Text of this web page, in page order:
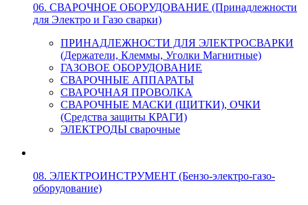
06. СВАРОЧНОЕ ОБОРУДОВАНИЕ (Принадлежности
для Электро и Газо сварки)
ПРИНАДЛЕЖНОСТИ ДЛЯ ЭЛЕКТРОСВАРКИ
(Держатели, Клеммы, Уголки Магнитные)
ГАЗОВОЕ ОБОРУДОВАНИЕ
СВАРОЧНЫЕ АППАРАТЫ
СВАРОЧНАЯ ПРОВОЛКА
СВАРОЧНЫЕ МАСКИ (ЩИТКИ), ОЧКИ
(Средства защиты КРАГИ)
ЭЛЕКТРОДЫ сварочные
08. ЭЛЕКТРОИНСТРУМЕНТ (Бензо-электро-газо-
оборудование)